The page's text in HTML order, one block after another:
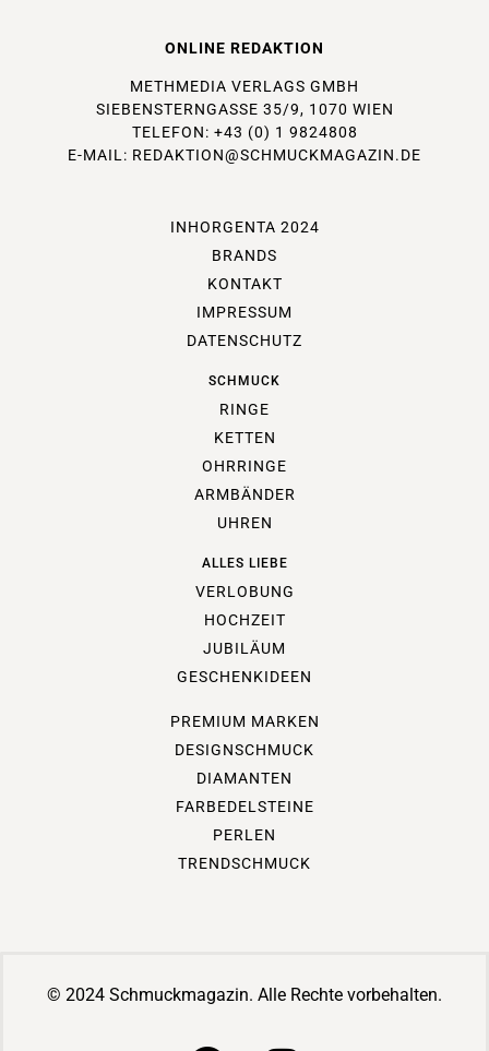
ONLINE REDAKTION
METHMEDIA VERLAGS GMBH
SIEBENSTERNGASSE 35/9, 1070 WIEN
TELEFON: +43 (0) 1 9824808
E-MAIL: REDAKTION@SCHMUCKMAGAZIN.DE
INHORGENTA 2024
BRANDS
KONTAKT
IMPRESSUM
DATENSCHUTZ
SCHMUCK
RINGE
KETTEN
OHRRINGE
ARMBÄNDER
UHREN
ALLES LIEBE
VERLOBUNG
HOCHZEIT
JUBILÄUM
GESCHENKIDEEN
PREMIUM MARKEN
DESIGNSCHMUCK
DIAMANTEN
FARBEDELSTEINE
PERLEN
TRENDSCHMUCK
© 2024 Schmuckmagazin. Alle Rechte vorbehalten.